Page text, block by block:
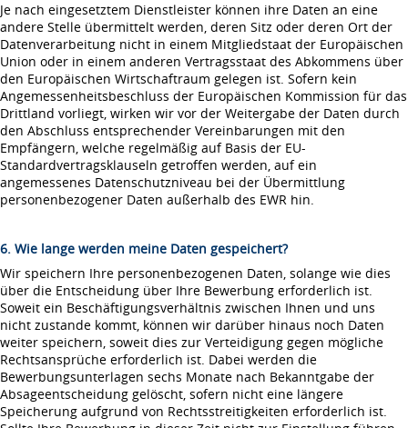
Je nach eingesetztem Dienstleister können ihre Daten an eine
andere Stelle übermittelt werden, deren Sitz oder deren Ort der
Datenverarbeitung nicht in einem Mitgliedstaat der Europäischen
Union oder in einem anderen Vertragsstaat des Abkommens über
den Europäischen Wirtschaftraum gelegen ist. Sofern kein
Angemessenheitsbeschluss der Europäischen Kommission für das
Drittland vorliegt, wirken wir vor der Weitergabe der Daten durch
den Abschluss entsprechender Vereinbarungen mit den
Empfängern, welche regelmäßig auf Basis der EU-
Standardvertragsklauseln getroffen werden, auf ein
angemessenes Datenschutzniveau bei der Übermittlung
personenbezogener Daten außerhalb des EWR hin.
6. Wie lange werden meine Daten gespeichert?
Wir speichern Ihre personenbezogenen Daten, solange wie dies
über die Entscheidung über Ihre Bewerbung erforderlich ist.
Soweit ein Beschäftigungsverhältnis zwischen Ihnen und uns
nicht zustande kommt, können wir darüber hinaus noch Daten
weiter speichern, soweit dies zur Verteidigung gegen mögliche
Rechtsansprüche erforderlich ist. Dabei werden die
Bewerbungsunterlagen sechs Monate nach Bekanntgabe der
Absageentscheidung gelöscht, sofern nicht eine längere
Speicherung aufgrund von Rechtsstreitigkeiten erforderlich ist.